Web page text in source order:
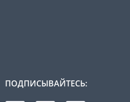
ПОДПИСЫВАЙТЕСЬ: